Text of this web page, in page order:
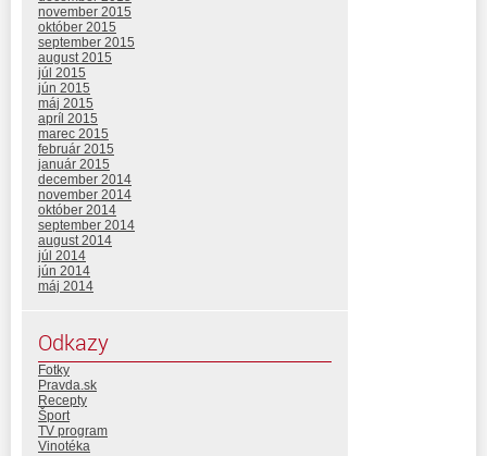
november 2015
október 2015
september 2015
august 2015
júl 2015
jún 2015
máj 2015
apríl 2015
marec 2015
február 2015
január 2015
december 2014
november 2014
október 2014
september 2014
august 2014
júl 2014
jún 2014
máj 2014
Odkazy
Fotky
Pravda.sk
Recepty
Šport
TV program
Vinotéka